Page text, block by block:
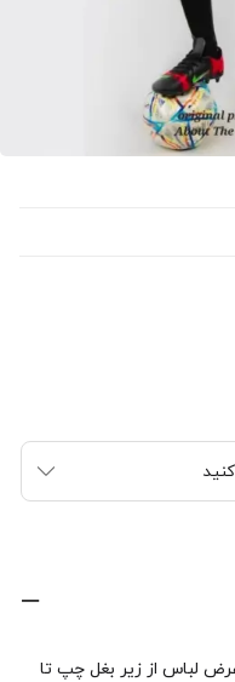
لباس از زیر بغل چپ تا